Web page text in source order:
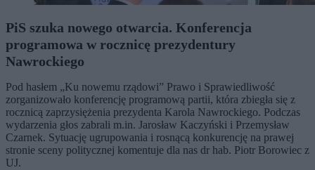
PiS szuka nowego otwarcia. Konferencja
programowa w rocznicę prezydentury
Nawrockiego
Pod hasłem „Ku nowemu rządowi” Prawo i Sprawiedliwość
zorganizowało konferencję programową partii, która zbiegła się z
rocznicą zaprzysiężenia prezydenta Karola Nawrockiego. Podczas
wydarzenia głos zabrali m.in. Jarosław Kaczyński i Przemysław
Czarnek. Sytuację ugrupowania i rosnącą konkurencję na prawej
stronie sceny politycznej komentuje dla nas dr hab. Piotr Borowiec z
UJ.